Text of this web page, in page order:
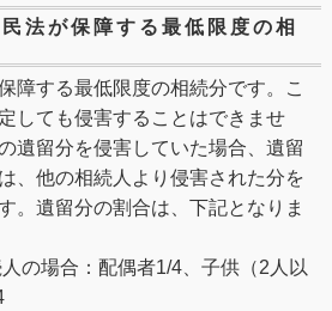
法が保障する最低限度の相
障する最低限度の相続分です。こ
しても侵害することはできませ
遺留分を侵害していた場合、遺留
、他の相続人より侵害された分を
。遺留分の割合は、下記となりま
の場合：配偶者1/4、子供（2人以